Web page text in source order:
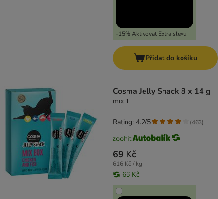
-15% Aktivovat Extra slevu
Přidat do košíku
Cosma Jelly Snack 8 x 14 g
mix 1
69 Kč
616 Kč / kg
66 Kč
Rating: 4.2/5 (463)